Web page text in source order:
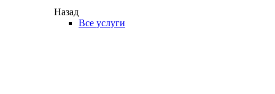
Назад
Все услуги